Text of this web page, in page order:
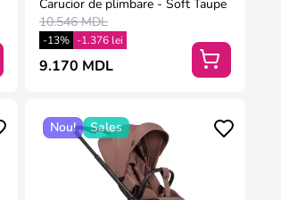
Carucior de plimbare - Soft Taupe
10.546 MDL
-13% -1.376 lei
9.170 MDL
Nou! Sales